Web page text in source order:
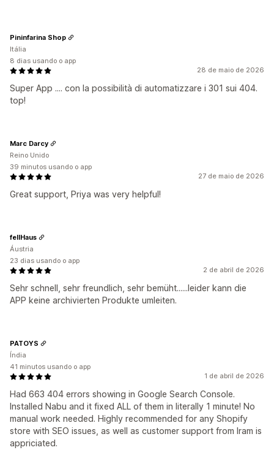
28 de maio de 2026
Super App .... con la possibilità di automatizzare i 301 sui 404.
top!
Pininfarina Shop
Itália
8 dias usando o app
27 de maio de 2026
Great support, Priya was very helpful!
Marc Darcy
Reino Unido
39 minutos usando o app
2 de abril de 2026
Sehr schnell, sehr freundlich, sehr bemüht......leider kann die
APP keine archivierten Produkte umleiten.
fellHaus
Áustria
23 dias usando o app
1 de abril de 2026
Had 663 404 errors showing in Google Search Console.
Installed Nabu and it fixed ALL of them in literally 1 minute! No
manual work needed. Highly recommended for any Shopify
store with SEO issues, as well as customer support from Iram is
appriciated.
PATOYS
Índia
41 minutos usando o app